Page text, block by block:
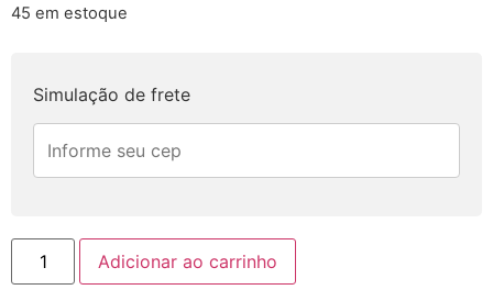
45 em estoque
Simulação de frete
Adicionar ao carrinho